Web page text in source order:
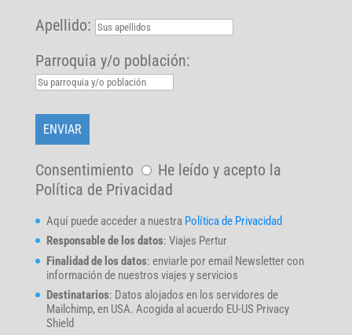
Apellido:
Parroquia y/o población:
Consentimiento
He leído y acepto la
Política de Privacidad
Aquí puede acceder a nuestra Política de Privacidad
Responsable de los datos: Viajes Pertur
Finalidad de los datos: enviarle por email Newsletter con
información de nuestros viajes y servicios
Destinatarios: Datos alojados en los servidores de
Mailchimp, en USA. Acogida al acuerdo EU-US Privacy
Shield